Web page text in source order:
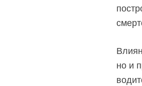
но и